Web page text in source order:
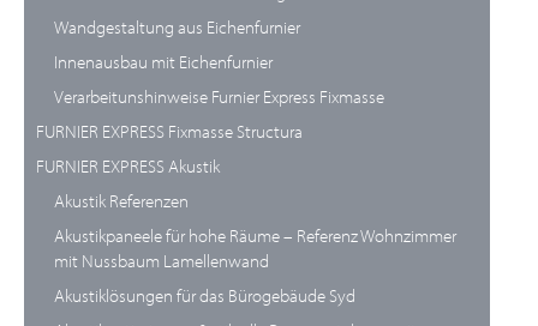
Wandgestaltung aus Eichenfurnier
Innenausbau mit Eichenfurnier
Verarbeitunshinweise Furnier Express Fixmasse
FURNIER EXPRESS Fixmasse Structura
FURNIER EXPRESS Akustik
Akustik Referenzen
Akustikpaneele für hohe Räume – Referenz Wohnzimmer
mit Nussbaum Lamellenwand
Akustiklösungen für das Bürogebäude Syd